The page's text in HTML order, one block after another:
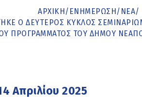
ΑΡΧΙΚΉ/ ΕΝΗΜΈΡΩΣΗ/ ΝΕΑ/
Ο ΔΕΎΤΕΡΟΣ ΚΎΚΛΟΣ
ΠΡΟΓΡΆΜΜΑΤΟΣ ΤΟΥ ΔΉΜΟΥ
Απριλίου 2025